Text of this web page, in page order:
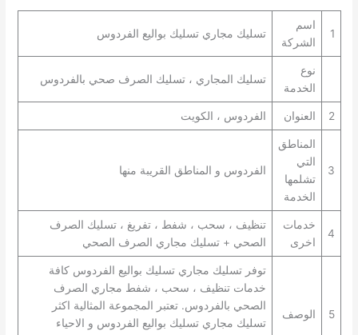
1
اسم
الشركة
تسليك مجاري تسليك بواليع الفردوس
نوع
الخدمة
تسليك المجاري ، تسليك الصرف صحي بالفردوس
2 العنوان الفردوس ، الكويت
3
المناطق
التي
تشلمها
الخدمة
الفردوس و المناطق القريبة منها
4
خدمات
اخرى
تنظيف ، سحب ، شفط ، تفريغ ، تسليك الصرف
الصحي + تسليك مجاري الصرف الصحي
5 الوصف
توفر تسليك مجاري تسليك بواليع الفردوس كافة
خدمات تنظيف ، سحب ، شفط مجاري الصرف
الصحي بالفردوس. تعتبر المجموعة المثالية اكثر
تسليك مجاري تسليك بواليع الفردوس و الاحياء